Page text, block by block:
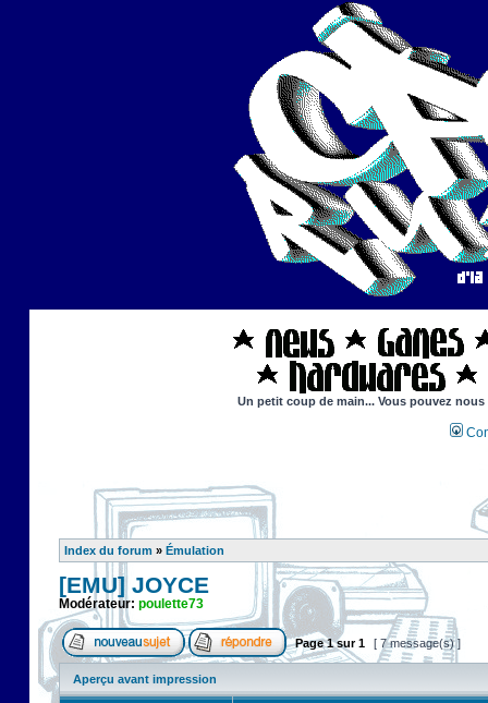
Un petit coup de main... Vous pouvez
Index du forum » Émulation
[EMU] JOYCE
Modérateur: poulette73
Page1sur1 [ 7 message(s) ]
Aperçu avant impression